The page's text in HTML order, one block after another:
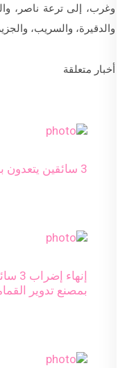
وغرب، إلى ترعة ناصر،
والدقيرة، والسريب،
أخبار متعلقة
3 سائقين يتعدون بالضرب على طالبة ببنها
بمصنع تدوير